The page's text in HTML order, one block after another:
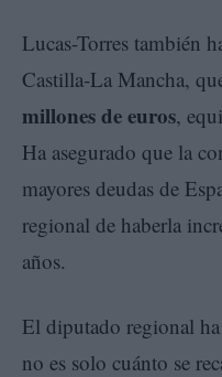
Lucas-Torres también
Castilla-La Mancha,
millones de euros,
Ha asegurado que la
mayores deudas de
regional de haberla
años.
El diputado regional
no es solo cuánto se